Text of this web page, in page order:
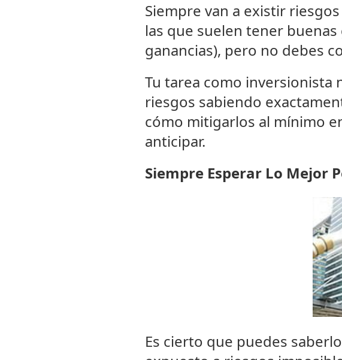
Siempre van a existir
las que suelen tener
ganancias), pero no debes
Tu tarea como inversionista
riesgos sabiendo
cómo mitigarlos al mínimo
anticipar.
Siempre Esperar Lo Mejor
Es cierto que puedes